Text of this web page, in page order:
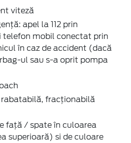
viteză
apel la 112 prin
telefon mobil conectat prin
în caz de accident (dacă
ul sau s-a oprit pompa
fracționabilă
față / spate în culoarea
superioară) si de culoare